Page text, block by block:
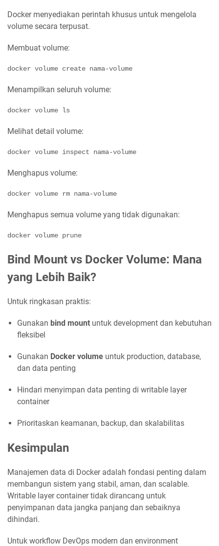
Docker menyediakan perintah khusus untuk mengelola
volume secara terpusat.
Membuat volume:
Menampilkan seluruh volume:
docker volume ls
Melihat detail volume:
Menghapus volume:
docker volume rm
Menghapus semua volume yang tidak digunakan:
docker volume prune
Bind Mount vs Docker Volume: Mana
yang Lebih Baik?
Untuk ringkasan praktis:
Gunakan bind mount untuk development dan kebutuhan
fleksibel
Gunakan Docker volume untuk production, database,
dan data penting
Hindari menyimpan data penting di writable layer
container
Prioritaskan keamanan, backup, dan skalabilitas
Kesimpulan
Manajemen data di Docker adalah fondasi penting dalam
membangun sistem yang stabil, aman, dan scalable.
Writable layer container tidak dirancang untuk
penyimpanan data jangka panjang dan sebaiknya
dihindari.
Untuk workflow DevOps modern dan environment